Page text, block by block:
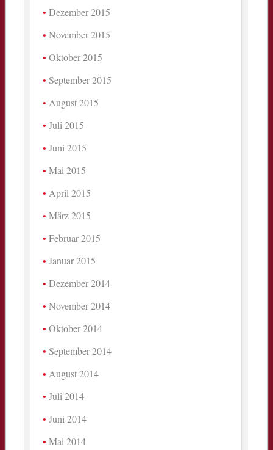
Dezember 2015
November 2015
Oktober 2015
September 2015
August 2015
Juli 2015
Juni 2015
Mai 2015
April 2015
März 2015
Februar 2015
Januar 2015
Dezember 2014
November 2014
Oktober 2014
September 2014
August 2014
Juli 2014
Juni 2014
Mai 2014